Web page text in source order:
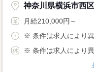
神奈川県横浜市西
月給210,000円～
※ 条件は求人により
※ 条件は求人により